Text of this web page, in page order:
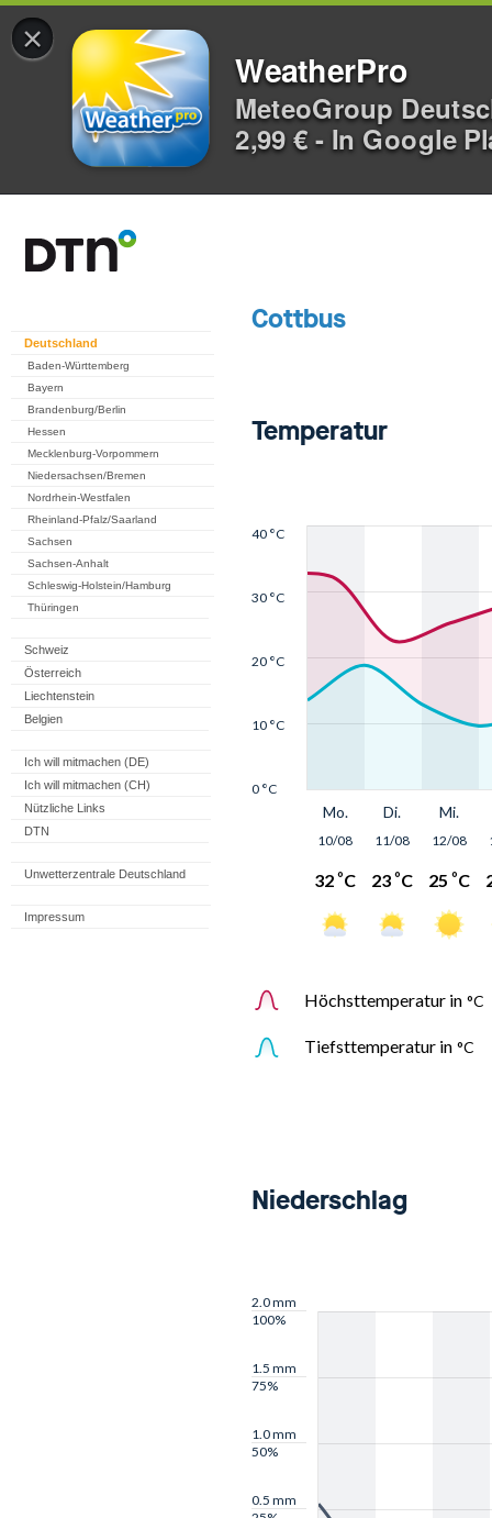
×
WeatherPro
MeteoGroup
2,99 € - In Google
Deutschland
Baden-Württemberg
Bayern
Brandenburg/Berlin
Hessen
Mecklenburg-Vorpommern
Niedersachsen/Bremen
Nordrhein-Westfalen
Rheinland-Pfalz/Saarland
Sachsen
Sachsen-Anhalt
Schleswig-Holstein/Hamburg
Thüringen
Schweiz
Österreich
Liechtenstein
Belgien
Ich will mitmachen (DE)
Ich will mitmachen (CH)
Nützliche Links
DTN
Unwetterzentrale Deutschland
Impressum